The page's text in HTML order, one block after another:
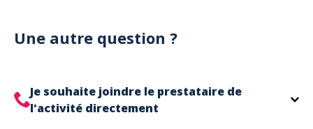
Cependant, nous avons l'office de tourisme de Fréjus
et de Saint Raphaël qui acceptent les chèques
A noter que la réservation est prise en compte
uniquement une fois le paiement effectué.
Une autre question ?
Je souhaite joindre le prestataire de
l'activité directement